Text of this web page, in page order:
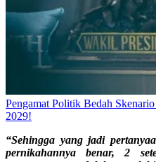
Pengamat Politik Bedah
2029!
“Sehingga yang jadi
pernikahannya benar, 2